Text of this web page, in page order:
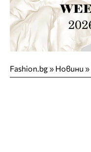
Fashion.bg» Новини »